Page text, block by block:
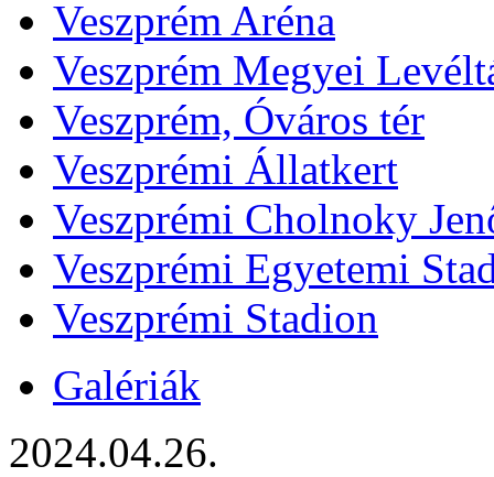
Veszprém Aréna
Veszprém Megyei
Veszprém, Óváros tér
Veszprémi Állatkert
Veszprémi Cholnoky
Veszprémi Egyetemi
Veszprémi Stadion
Galériák
2024.04.26.